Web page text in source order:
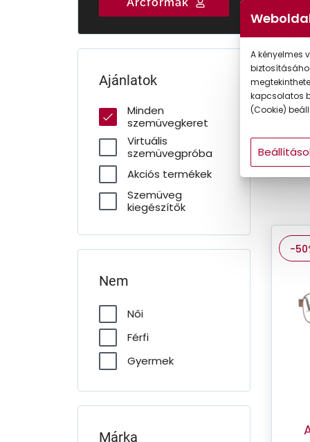
Ajánlatok
Minden
szemüvegkeret
Virtuális
szemüvegpróba
Akciós termékek
Szemüveg
kiegészítők
Nem
Női
Férfi
Gyermek
Márka
ajánlatunk közül!
szemüvegét
online!
Ray-
Armani
-
A kényelmes
kapcsolatos
(Cookie)